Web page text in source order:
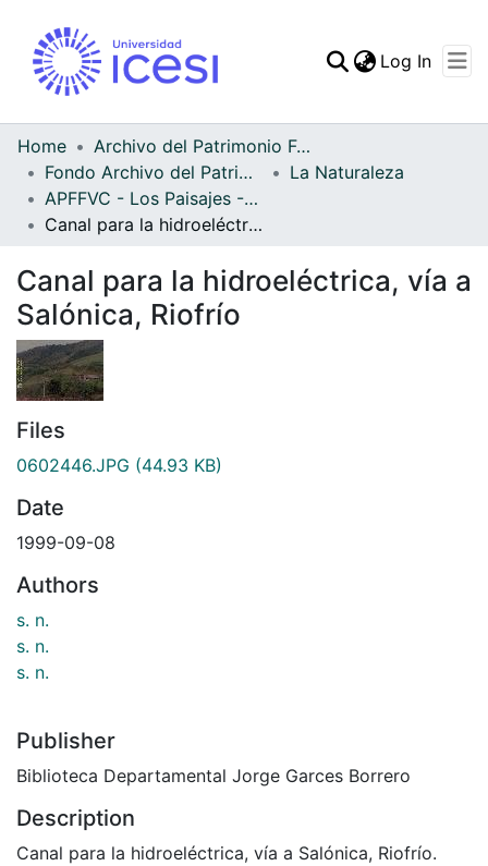
Statistics
Log In
Home
Archivo del Patrimonio Fotográfico y Fílmico del Valle del Cauca
Fondo Archivo del Patrimonio Fotográfico y Fílmico del Valle del Cauca
La Naturaleza
APFFVC - Los Paisajes - Patrimonial
Canal para la hidroeléctrica, vía a Salónica, Riofrío
Canal para la hidroeléctrica, vía a
Salónica, Riofrío
Files
0602446.JPG (44.93 KB)
Date
1999-09-08
Authors
s. n.
s. n.
s. n.
Publisher
Biblioteca Departamental Jorge Garces Borrero
Description
Canal para la hidroeléctrica, vía a Salónica, Riofrío.